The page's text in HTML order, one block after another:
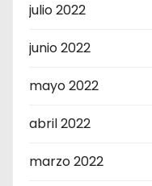
julio 2022
junio 2022
mayo 2022
abril 2022
marzo 2022